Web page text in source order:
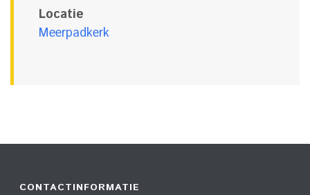
Locatie
Meerpadkerk
CONTACTINFORMATIE